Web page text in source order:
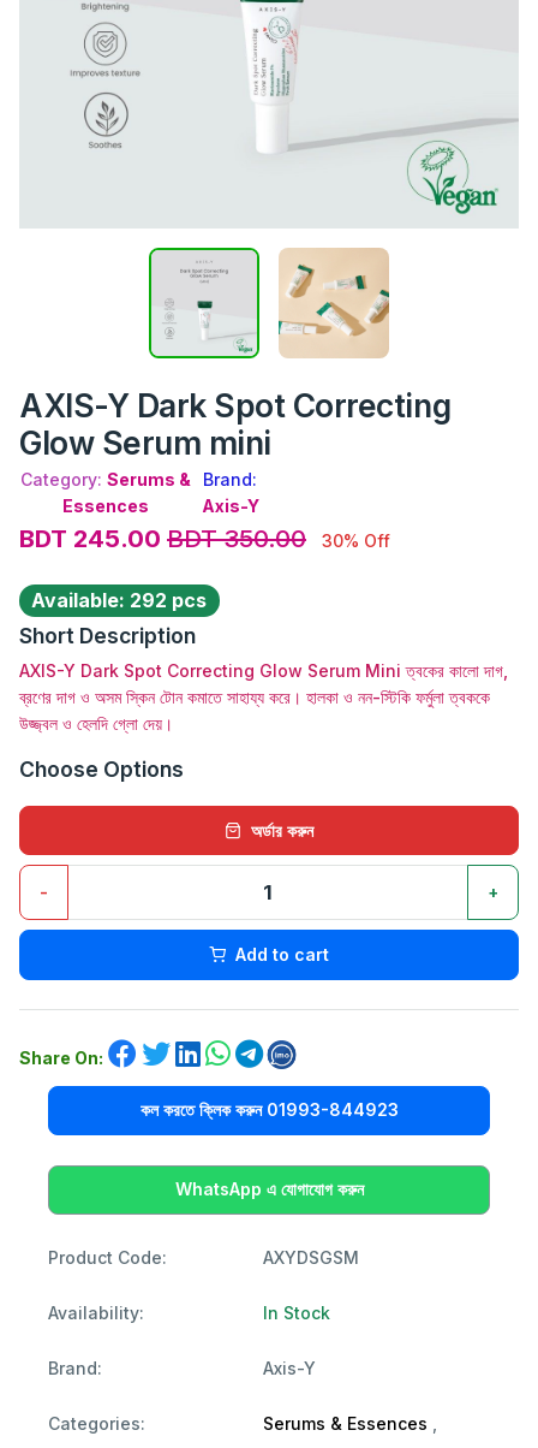
AXIS-Y Dark Spot Correcting
Glow Serum mini
Category: Serums &
Essences
Brand:
Axis-Y
BDT 245.00 BDT 350.00 30% Off
Available: 292 pcs
Short Description
AXIS-Y Dark Spot Correcting Glow Serum Mini ত্বকের কালো দাগ,
ব্রণের দাগ ও অসম স্কিন টোন কমাতে সাহায্য করে। হালকা ও নন-স্টিকি ফর্মুলা ত্বককে
উজ্জ্বল ও হেলদি গ্লো দেয়।
Choose Options
অর্ডার করুন
- +
Add to cart
Share On:
কল করতে ক্লিক করুন 01993-844923
WhatsApp এ যোগাযোগ করুন
Product Code: AXYDSGSM
Availability: In Stock
Brand: Axis-Y
Categories: Serums & Essences